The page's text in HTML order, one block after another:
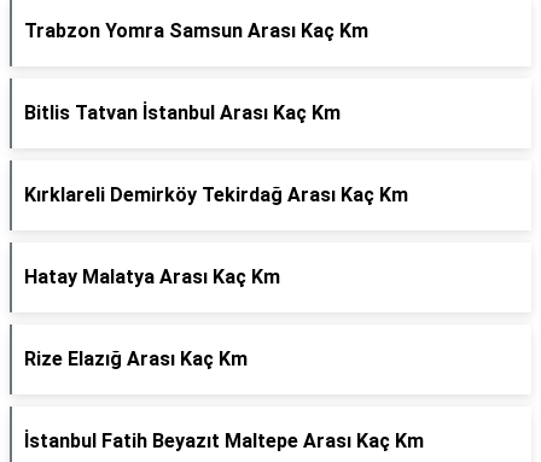
Trabzon Yomra Samsun Arası Kaç Km
Bitlis Tatvan İstanbul Arası Kaç Km
Kırklareli Demirköy Tekirdağ Arası Kaç Km
Hatay Malatya Arası Kaç Km
Rize Elazığ Arası Kaç Km
İstanbul Fatih Beyazıt Maltepe Arası Kaç Km